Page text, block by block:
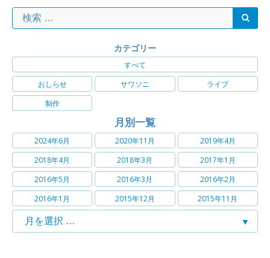
カテゴリー
すべて
おしらせ
サワソニ
ライブ
制作
月別一覧
2024年6月 2020年11月
2019年4月
2018年4月
2018年3月
2017年1月
2016年5月
2016年3月
2016年2月
2016年1月
2015年12月 2015年11月